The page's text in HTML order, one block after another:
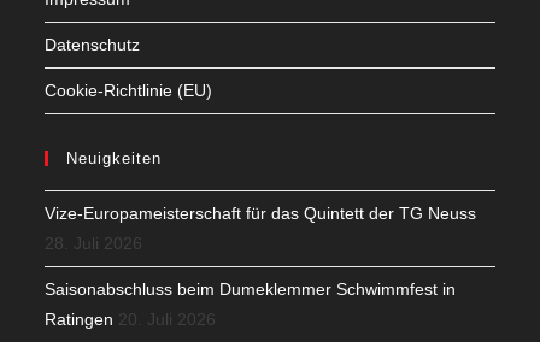
Datenschutz
Cookie-Richtlinie (EU)
Neuigkeiten
Vize-Europameisterschaft für das Quintett der TG Neuss
28. Juli 2026
Saisonabschluss beim Dumeklemmer Schwimmfest in
Ratingen 20. Juli 2026